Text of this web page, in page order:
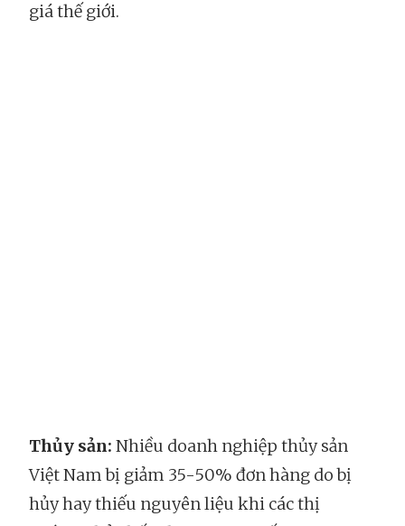
giá thế giới.
Thủy sản: Nhiều doanh nghiệp thủy sản
Việt Nam bị giảm 35-50% đơn hàng do bị
hủy hay thiếu nguyên liệu khi các thị